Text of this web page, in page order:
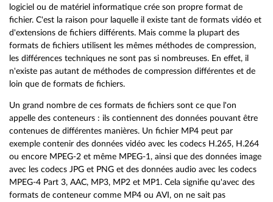
logiciel ou de matériel informatique crée son propre format de
fichier. C'est la raison pour laquelle il existe tant de formats vidéo et
d'extensions de fichiers différents. Mais comme la plupart des
formats de fichiers utilisent les mêmes méthodes de compression,
les différences techniques ne sont pas si nombreuses. En effet, il
n'existe pas autant de méthodes de compression différentes et de
loin que de formats de fichiers.
Un grand nombre de ces formats de fichiers sont ce que l'on
appelle des conteneurs : ils contiennent des données pouvant être
contenues de différentes manières. Un fichier MP4 peut par
exemple contenir des données vidéo avec les codecs H.265, H.264
ou encore MPEG-2 et même MPEG-1, ainsi que des données image
avec les codecs JPG et PNG et des données audio avec les codecs
MPEG-4 Part 3, AAC, MP3, MP2 et MP1. Cela signifie qu'avec des
formats de conteneur comme MP4 ou AVI, on ne sait pas